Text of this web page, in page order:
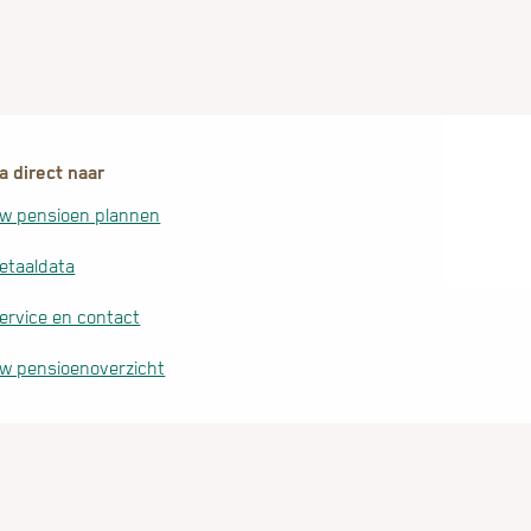
direct naar
pensioen plannen
en contact
pensioenoverzicht